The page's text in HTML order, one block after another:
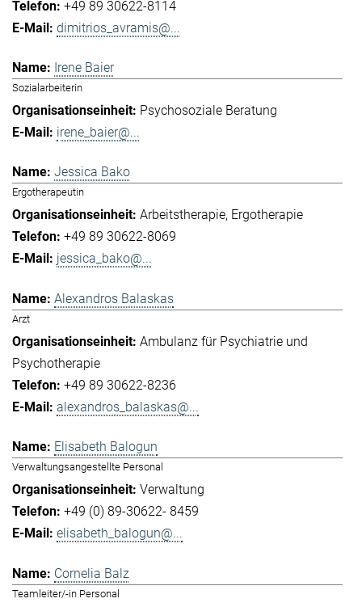
+49 89 30622-8114
dimitrios_avramis@...
Irene Baier
Sozialarbeiterin
Psychosoziale Beratung
irene_baier@...
Jessica Bako
Ergotherapeutin
Arbeitstherapie Ergotherapie
+49 89 30622-8069
jessica_bako@...
Alexandros Balaskas
Arzt
Ambulanz für Psychiatrie und
Psychotherapie
+49 89 30622-8236
alexandros_balaskas@...
Elisabeth Balogun
Verwaltungsangestellte Personal
Verwaltung
+49 (0) 89-30622- 8459
elisabeth_balogun@...
Cornelia Balz
Teamleiter/-in Personal